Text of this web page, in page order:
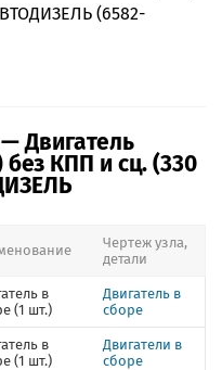
(6582-
Двигатель
КПП и сц. (330
Чертеж узла,
детали
в
(1 шт.)
Двигатель в
сборе
в
(1 шт.)
Двигатели в
сборе